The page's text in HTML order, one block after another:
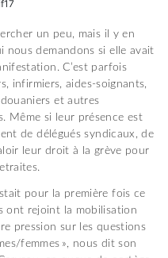
un peu, mais il y en
nous demandons si elle avait
C’est parfois
infirmiers, aides-soignants,
et autres
Même si leur présence est
de délégués syndicaux, de
leur droit à la grève pour
pour la première fois ce
ont rejoint la mobilisation
pression sur les questions
femmes », nous dit son